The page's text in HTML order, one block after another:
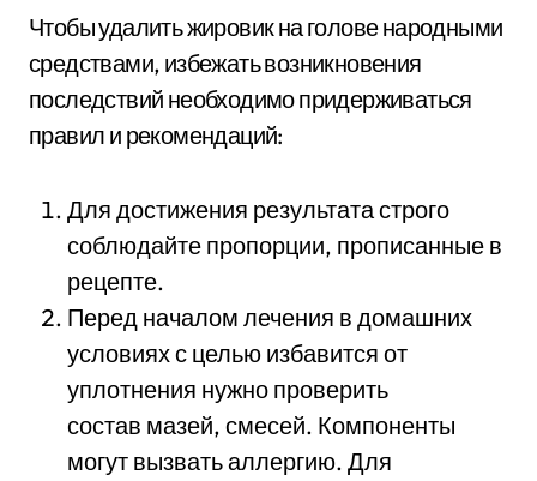
Чтобы удалить жировик на голове народными
средствами, избежать возникновения
последствий необходимо придерживаться
правил и рекомендаций:
Для достижения результата строго
соблюдайте пропорции, прописанные в
рецепте.
Перед началом лечения в домашних
условиях с целью избавится от
уплотнения нужно проверить
состав мазей, смесей. Компоненты
могут вызвать аллергию. Для